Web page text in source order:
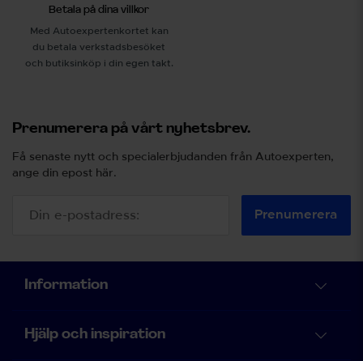
Betala på dina villkor
Med Autoexpertenkortet kan
du betala verkstadsbesöket
och butiksinköp i din egen takt.
Prenumerera på vårt nyhetsbrev.
Få senaste nytt och specialerbjudanden från Autoexperten,
ange din epost här.
Prenumerera
Information
Hjälp och inspiration